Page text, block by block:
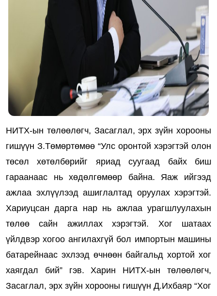
НИТХ-ын төлөөлөгч, Засаглал, эрх зүйн хорооны
гишүүн З.Төмөртөмөө “Улс оронтой хэрэгтэй олон
төсөл хөтөлбөрийг яриад суугаад байх биш
гараанаас нь хөдөлгөмөөр байна. Яаж ийгээд
ажлаа эхлүүлээд ашиглалтад оруулах хэрэгтэй.
Хариуцсан дарга нар нь ажлаа урагшлуулахын
төлөө сайн ажиллах хэрэгтэй. Хог шатаах
үйлдвэр хогоо ангилахгүй бол импортын машины
батарейнаас эхлээд өчнөөн байгальд хортой хог
хаягдал бий” гэв. Харин НИТХ-ын төлөөлөгч,
Засаглал, эрх зүйн хорооны гишүүн Д.Ихбаяр “Хог